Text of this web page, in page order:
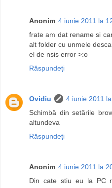
Anonim 4 iunie 2011 la
frate am dat rename si
alt folder cu unmele
el de nsis error >:o
Răspundeți
Ovidiu
4 iunie 2011
Schimbă din setările
altundeva
Răspundeți
Anonim 4 iunie 2011 la
Din cate stiu eu la PC